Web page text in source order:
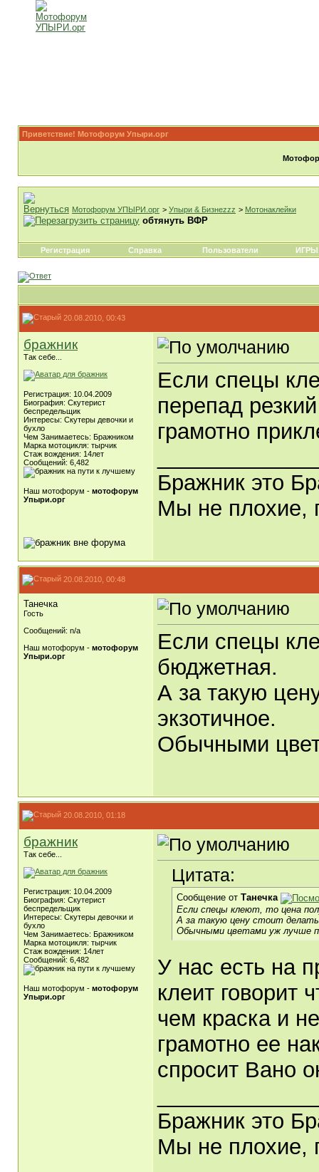
Приветствие! Мотофорум Упыри.орг
Мотофорум УПЫРИ.орг > Упыри & Бизнеzzz > Мотонаклейки
обтянуть ВФР
Регистрация Справка Пользователи ИГРЫ
20.08.2010, 00:43
бражник
Так себе...
Регистрация: 10.04.2009
Биография: Скутерист
беспредельщик
Интересы: Скутеры девочки и
бухло
Чем Занимаетесь: Бражником
Марка мотоцикля: тырчик
Стаж вождения: 14лет
Сообщений: 6,482
Наш мотофорум - мотофорум
Упыри.орг
Если спецы
перепад
грамотно
Бражник это
Мы не плохие,
20.08.2010, 00:48
Танечка
Гость
Сообщений: n/a
Наш мотофорум - мотофорум
Упыри.орг
Если спецы
бюджетная.
А за такую
экзотичное.
Обычными
20.08.2010, 01:18
бражник
Так себе...
Регистрация: 10.04.2009
Биография: Скутерист
беспредельщик
Интересы: Скутеры девочки и
бухло
Чем Занимаетесь: Бражником
Марка мотоцикля: тырчик
Стаж вождения: 14лет
Сообщений: 6,482
Наш мотофорум - мотофорум
Упыри.орг
Цитата:
Сообщение от Танечка
Если спецы клеют, то цена
А за такую цену стоит
Обычными цветами уж лучше
У нас есть на
клеит говорит
чем краска и
грамотно ее
спросит Вано
Бражник это
Мы не плохие,